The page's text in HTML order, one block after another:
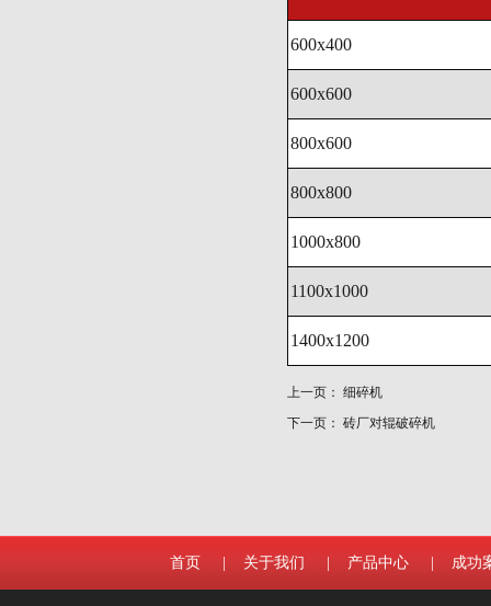
600x400
600x600
800x600
800x800
1000x800
1100x1000
1400x1200
上一页： 细碎机
下一页： 砖厂对辊破碎机
首页 关于我们 产品中心 成功